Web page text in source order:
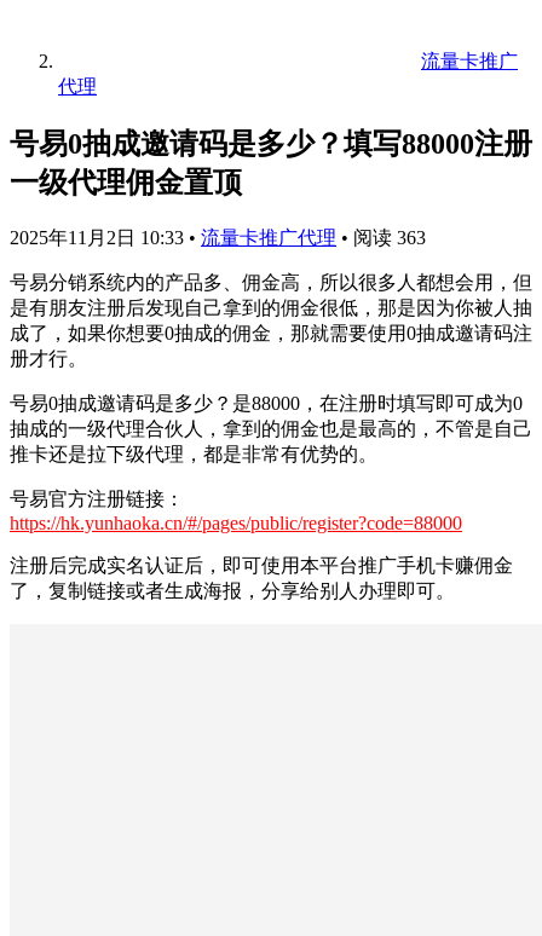
流量卡推广
代理
号易0抽成邀请码是多少？填写88000注册
一级代理佣金置顶
2025年11月2日 10:33 • 流量卡推广代理 • 阅读 363
号易分销系统内的产品多、佣金高，所以很多人都想会用，但
是有朋友注册后发现自己拿到的佣金很低，那是因为你被人抽
成了，如果你想要0抽成的佣金，那就需要使用0抽成邀请码注
册才行。
号易0抽成邀请码是多少？是88000，在注册时填写即可成为0
抽成的一级代理合伙人，拿到的佣金也是最高的，不管是自己
推卡还是拉下级代理，都是非常有优势的。
号易官方注册链接：
https://hk.yunhaoka.cn/#/pages/public/register?code=88000
注册后完成实名认证后，即可使用本平台推广手机卡赚佣金
了，复制链接或者生成海报，分享给别人办理即可。